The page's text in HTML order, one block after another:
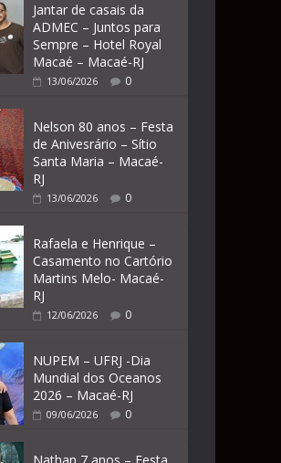
Jantar de casais da
ADMEC – Juntos para
Sempre – Hotel Royal
Macaé – Macaé-RJ
13/06/2026 0
Nelson 80 anos – Festa
de Anivesrário – Sítio
Santa Maria – Macaé-
RJ
13/06/2026 0
Rafaela e Henrique –
Casamento no Cartório
Martins Melo- Macaé-
RJ
12/06/2026 0
NUPEM – UFRJ -Dia
Mundial dos Oceanos
2026 – Macaé-RJ
09/06/2026 0